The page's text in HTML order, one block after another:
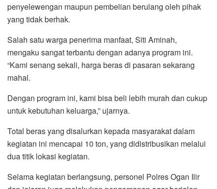
penyelewengan maupun pembelian berulang oleh pihak
yang tidak berhak.
Salah satu warga penerima manfaat, Siti Aminah,
mengaku sangat terbantu dengan adanya program ini.
“Kami senang sekali, harga beras di pasaran sekarang
mahal.
Dengan program ini, kami bisa beli lebih murah dan cukup
untuk kebutuhan keluarga,” ujarnya.
Total beras yang disalurkan kepada masyarakat dalam
kegiatan ini mencapai 10 ton, yang didistribusikan melalui
dua titik lokasi kegiatan.
Selama kegiatan berlangsung, personel Polres Ogan Ilir